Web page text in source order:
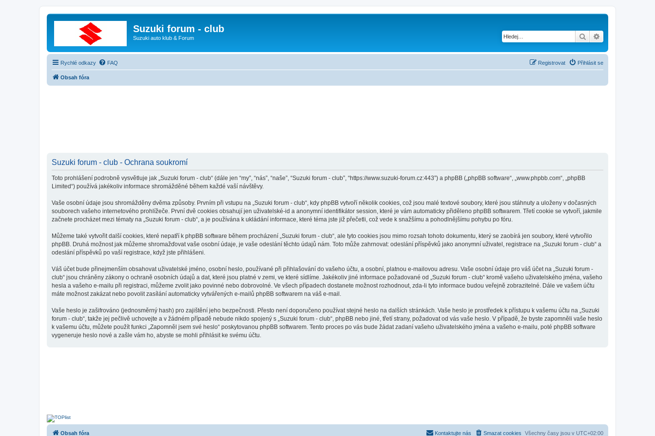
Suzuki forum - club
Suzuki auto klub & Forum Hledat
Rychlé odkazy FAQ Přihlásit se
Registrovat
Obsah fóra
Suzuki forum - club - Ochrana soukromí
Toto prohlášení podrobně vysvětluje jak „Suzuki forum - club“ (dále jen “my”, “nás”, “naše”, “Suzuki forum - club”, “https://www.suzuki-forum.cz:443”) a phpBB („phpBB software“, „www.phpbb.com“, „phpBB
Limited“) používá jakékoliv informace shromážděné během každé vaší návštěvy.
Vaše osobní údaje jsou shromážděny dvěma způsoby. Prvním při vstupu na „Suzuki forum - club“, kdy phpBB vytvoří několik cookies, což jsou malé textové soubory, které jsou stáhnuty a uloženy v dočasných
souborech vašeho internetového prohlížeče. První dvě cookies obsahují jen uživatelské-id a anonymní identifikátor session, které je vám automaticky přiděleno phpBB softwarem. Třetí cookie se vytvoří, jakmile
začnete procházet mezi tématy na „Suzuki forum - club“, a je používána k ukládání informace, které téma jste již přečetli, což vede k snažšímu a pohodlnějšímu pohybu po fóru.
Můžeme také vytvořit další cookies, které nepatří k phpBB software během procházení „Suzuki forum - club“, ale tyto cookies jsou mimo rozsah tohoto dokumentu, který se zaobírá jen soubory, které vytvořilo
phpBB. Druhá možnost jak můžeme shromažďovat vaše osobní údaje, je vaše odeslání těchto údajů nám. Toto může zahrnovat: odeslání příspěvků jako anonymní uživatel, registrace na „Suzuki forum - club“ a
odeslání příspěvků po vaší registrace, když jste přihlášeni.
Váš účet bude přinejmenším obsahovat uživatelské jméno, osobní heslo, používané při přihlašování do vašeho účtu, a osobní, platnou e-mailovou adresu. Vaše osobní údaje pro váš účet na „Suzuki forum -
club“ jsou chráněny zákony o ochraně osobních údajů a dat, které jsou platné v zemi, ve které sídlíme. Jakékoliv jiné informace požadované od „Suzuki forum - club“ kromě vašeho uživatelského jména, vašeho
hesla a vašeho e-mailu při registraci, můžeme zvolit jako povinné nebo dobrovolné. Ve všech případech dostanete možnost rozhodnout, zda-li tyto informace budou veřejně zobrazitelné. Dále ve vašem účtu
máte možnost zakázat nebo povolit zasílání automaticky vytvářených e-mailů phpBB softwarem na váš e-mail.
Vaše heslo je zašifrováno (jednosměrný hash) pro zajištění jeho bezpečnosti. Přesto není doporučeno používat stejné heslo na dalších stránkách. Vaše heslo je prostředek k přístupu k vašemu účtu na „Suzuki
forum - club“, takže jej pečlivě uchovejte a v žádném případě nebude nikdo spojený s „Suzuki forum - club“, phpBB nebo jiné, třetí strany, požadovat od vás vaše heslo. V případě, že byste zapomněli vaše heslo
k vašemu účtu, můžete použít funkci „Zapomněl jsem své heslo“ poskytovanou phpBB softwarem. Tento proces po vás bude žádat zadaní vašeho uživatelského jména a vašeho e-mailu, poté phpBB software
vygeneruje heslo nové a zašle vám ho, abyste se mohli přihlásit ke svému účtu.
Obsah fóra Všechny časy jsou v UTC+02:00
Smazat cookies
Kontaktujte nás